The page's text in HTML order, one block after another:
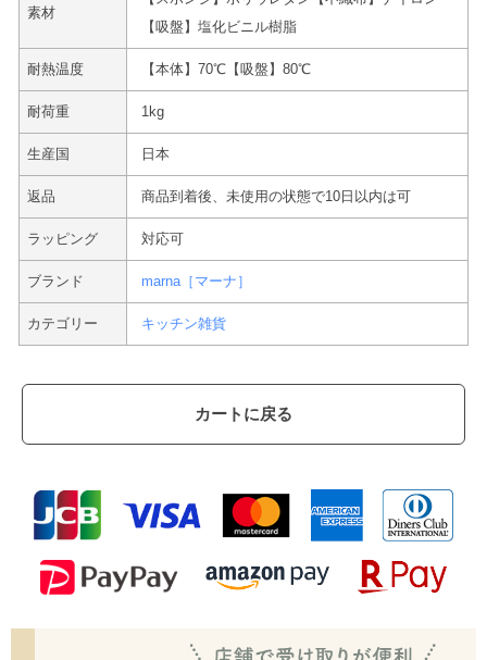
素材
【吸盤】塩化ビニル樹脂
耐熱温度 【本体】70℃【吸盤】80℃
耐荷重 1kg
生産国 日本
返品 商品到着後、未使用の状態で10日以内は可
ラッピング 対応可
ブランド marna［マーナ］
カテゴリー キッチン雑貨
カートに戻る